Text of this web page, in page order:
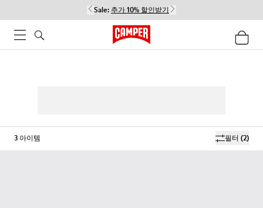
Sale: 추가 10% 할인받기
필터 (2)
3 아이템